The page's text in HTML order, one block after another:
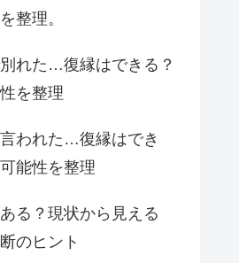
整理。
れた…復縁はできる？
を整理
われた…復縁はでき
能性を整理
る？現状から見える
のヒント